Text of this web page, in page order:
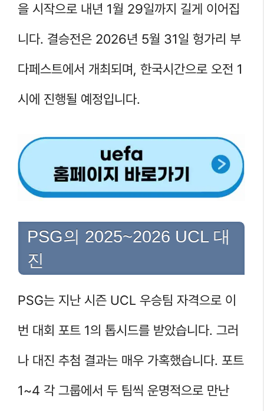
을 시작으로 내년 1월 29일까지 길게 이어집
니다. 결승전은 2026년 5월 31일 헝가리 부
다페스트에서 개최되며, 한국시간으로 오전 1
시에 진행될 예정입니다.
PSG의 2025~2026 UCL 대
진
PSG는 지난 시즌 UCL 우승팀 자격으로 이
번 대회 포트 1의 톱시드를 받았습니다. 그러
나 대진 추첨 결과는 매우 가혹했습니다. 포트
1~4 각 그룹에서 두 팀씩 운명적으로 만난